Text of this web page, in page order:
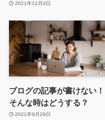
2021年12月3日
ブログの記事が書けない！
そんな時はどうする？
2021年9月29日